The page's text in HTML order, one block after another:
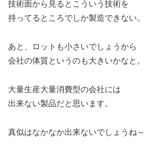
技術面から見るとこういう技術を
持ってるところでしか製造できない。
あと、ロットも小さいでしょうから
会社の体質というのも大きいかなと。
大量生産大量消費型の会社には
出来ない製品だと思います。
真似はなかなか出来ないでしょうね～